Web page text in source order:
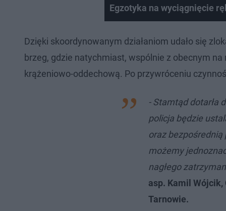
Egzotyka na wyciągnięcie
Dzięki skoordynowanym działaniom udało się
brzeg, gdzie natychmiast, wspólnie z obecnym na
krążeniowo-oddechową. Po przywróceniu
- Stamtąd dotarła
policja będzie
oraz
możemy
nagłego
asp. Kamil
Tarnowie.